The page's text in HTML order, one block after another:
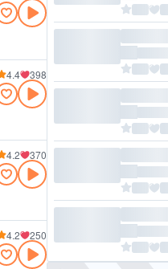
4.4 398
4.2 370
4.2 250